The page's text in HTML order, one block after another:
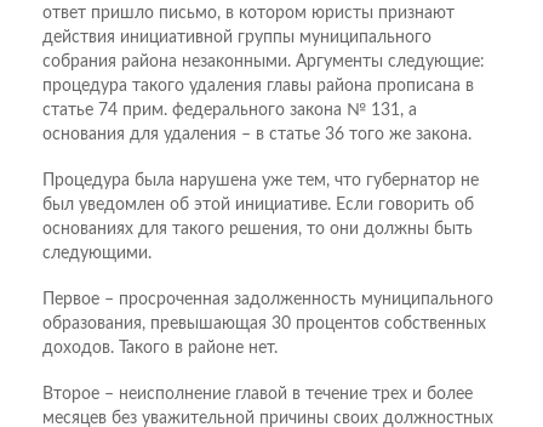
ответ пришло письмо, в котором юристы признают
действия инициативной группы муниципального
собрания района незаконными. Аргументы следующие:
процедура такого удаления главы района прописана в
статье 74 прим. федерального закона № 131, а
основания для удаления – в статье 36 того же закона.
Процедура была нарушена уже тем, что губернатор не
был уведомлен об этой инициативе. Если говорить об
основаниях для такого решения, то они должны быть
следующими.
Первое – просроченная задолженность муниципального
образования, превышающая 30 процентов собственных
доходов. Такого в районе нет.
Второе – неисполнение главой в течение трех и более
месяцев без уважительной причины своих должностных